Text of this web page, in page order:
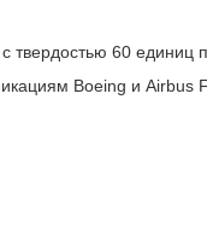
60 единиц
Boeing и Airbus